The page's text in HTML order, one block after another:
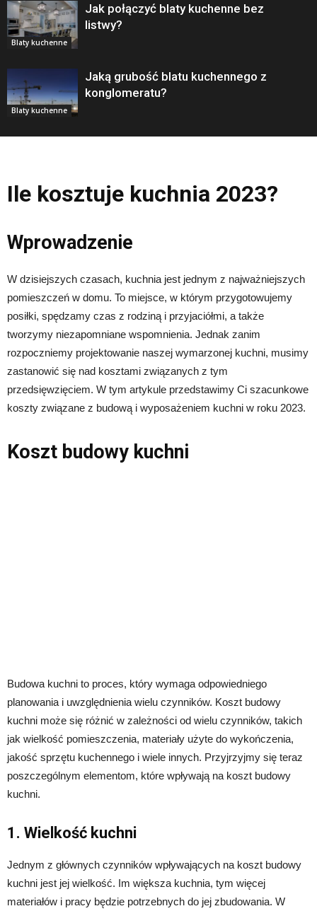
Blaty kuchenne
Jak połączyć blaty kuchenne bez
listwy?
Blaty kuchenne
Jaką grubość blatu kuchennego z
konglomeratu?
Ile kosztuje kuchnia 2023?
Wprowadzenie
W dzisiejszych czasach, kuchnia jest jednym z najważniejszych
pomieszczeń w domu. To miejsce, w którym przygotowujemy
posiłki, spędzamy czas z rodziną i przyjaciółmi, a także
tworzymy niezapomniane wspomnienia. Jednak zanim
rozpoczniemy projektowanie naszej wymarzonej kuchni, musimy
zastanowić się nad kosztami związanych z tym
przedsięwzięciem. W tym artykule przedstawimy Ci szacunkowe
koszty związane z budową i wyposażeniem kuchni w roku 2023.
Koszt budowy kuchni
Budowa kuchni to proces, który wymaga odpowiedniego
planowania i uwzględnienia wielu czynników. Koszt budowy
kuchni może się różnić w zależności od wielu czynników, takich
jak wielkość pomieszczenia, materiały użyte do wykończenia,
jakość sprzętu kuchennego i wiele innych. Przyjrzyjmy się teraz
poszczególnym elementom, które wpływają na koszt budowy
kuchni.
1. Wielkość kuchni
Jednym z głównych czynników wpływających na koszt budowy
kuchni jest jej wielkość. Im większa kuchnia, tym więcej
materiałów i pracy będzie potrzebnych do jej zbudowania. W